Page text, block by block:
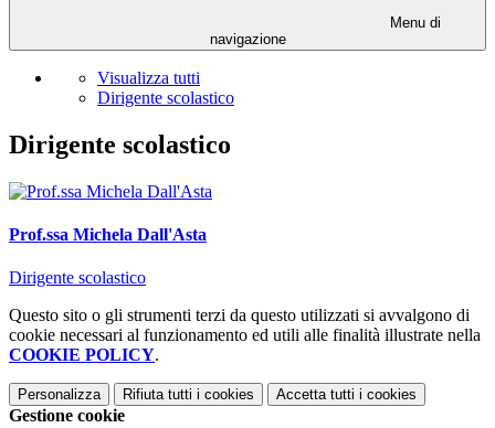
Menu di
navigazione
Visualizza tutti
Dirigente scolastico
Dirigente scolastico
Prof.ssa Michela Dall'Asta
Dirigente scolastico
Questo sito o gli strumenti terzi da questo utilizzati si avvalgono di
cookie necessari al funzionamento ed utili alle finalità illustrate nella
COOKIE POLICY.
Personalizza Rifiuta tutti i cookies Accetta tutti i cookies
Gestione cookie